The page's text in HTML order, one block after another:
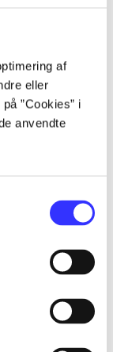
af
eller
”Cookies” i
anvendte